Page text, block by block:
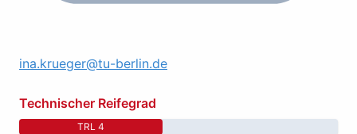
ina.krueger@tu-berlin.de
Technischer Reifegrad
TRL 4